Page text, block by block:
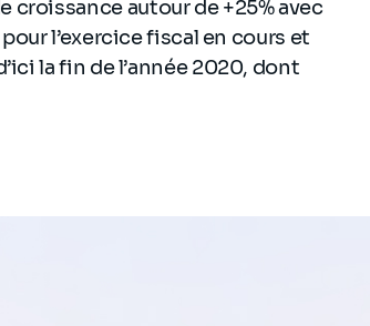
croissance autour de +25% avec
l’exercice fiscal en cours et
la fin de l’année 2020, dont